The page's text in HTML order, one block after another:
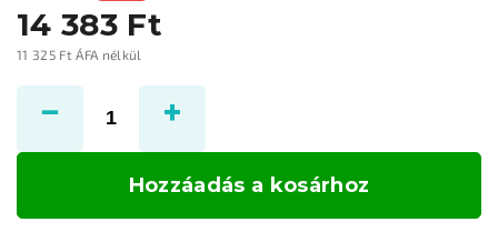
14 383 Ft
11 325 Ft ÁFA nélkül
Hozzáadás a kosárhoz